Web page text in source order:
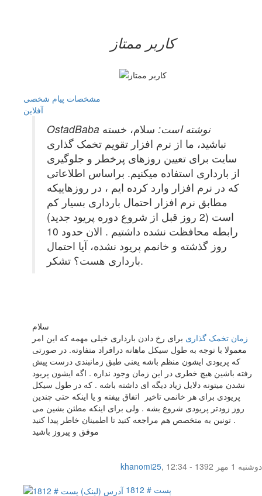
کاربر ممتاز
مشخصات پیام شخصی
آفلاين
OstadBaba نوشته است: سلام، خسته
نباشید، ما از نرم افزار تقویم تخمک گذاری
سایت برای تعیین روزهای پرخطر و جلوگیری
از بارداری استفاده میکنیم. براساس اطلاعاتی
که در نرم افزار وارد کرده ایم ، در روزهاییکه
مطابق نرم افزار احتمال بارداری بسیار کم
است (2 روز قبل از شروع دوره پریود جدید)
رابطه محافظت نشده داشتیم . الان حدود 10
روز گذشته و خانمم پریود نشده، آیا احتمال
بارداری هست؟ تشکر.
سلام
زمان تخمک گذاری برای رخ دادن بارداری خیلی مهمه که این امر
معمولا با توجه به طول سیکل ماهانه درافراد متفاوته. در صورتی
که پریودی ایشون منظم باشه یعنی طبق زمانبندی درست پیش
رفته باشین هیچ خطری در این زمان وجود نداره . اگه ایشون پریود
نشدن میتونه دلایل زیاد دیگه ای داشته باشه . که در طول سیکل
پریودی برای هر خانمی تاخیر اتفاق بیفته و یا اینکه حتی چندین
روز زودتر پریودی شروع بشه . ولی برای اینکه مطئن بشین می
تونین به متخصص هم مراجعه کنید تا اطمینان خاطر پیدا کنید .
موفق و پیروز باشید
khanomi25,
دوشنبه 1 مهر 1392 - 12:34
پست # 1812